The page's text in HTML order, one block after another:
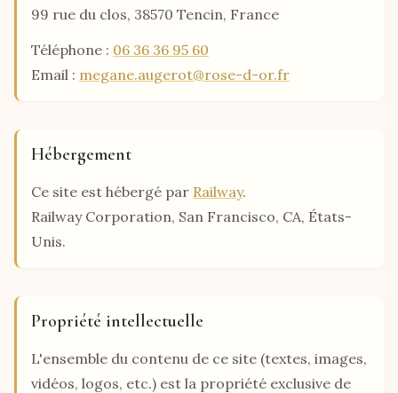
99 rue du clos, 38570 Tencin, France
Téléphone : 06 36 36 95 60
Email : megane.augerot@rose-d-or.fr
Hébergement
Ce site est hébergé par Railway.
Railway Corporation, San Francisco, CA, États-
Unis.
Propriété intellectuelle
L'ensemble du contenu de ce site (textes, images,
vidéos, logos, etc.) est la propriété exclusive de